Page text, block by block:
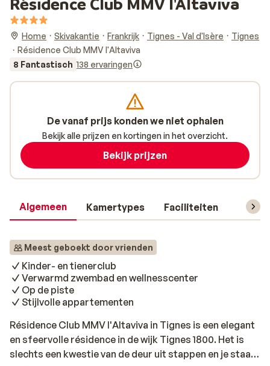
Home Skivakantie Frankrijk Tignes - Val d'Isère
Tignes
Résidence Club MMV l'Altaviva
8 Fantastisch 138 ervaringen
Algemeen Kamertypes Faciliteiten
Meest geboekt door vrienden
Kinder- en tienerclub
Verwarmd zwembad en wellnesscenter
Op de piste
Stijlvolle appartementen
Résidence Club MMV l'Altaviva in Tignes is een elegant
en sfeervolle résidence in de wijk Tignes 1800. Het is
slechts een kwestie van de deur uit stappen en je staat
De vanaf prijs konden we niet ophalen
Bekijk alle prijzen en kortingen in het overzicht.
Bekijk prijzen